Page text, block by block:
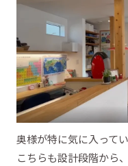
奥様が特に気に入って
こちらも設計段階から